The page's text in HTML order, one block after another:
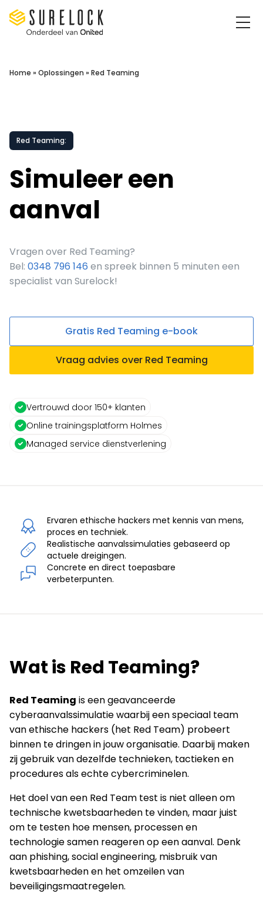
Surelock IT Security Services
Home » Oplossingen » Red Teaming
Red Teaming:
Simuleer een
aanval
Vragen over Red Teaming?
Bel: 0348 796 146 en spreek binnen 5 minuten een
specialist van Surelock!
Gratis Red Teaming e-book
Vraag advies over Red Teaming
Vertrouwd door 150+ klanten
Online trainingsplatform Holmes
Managed service dienstverlening
Ervaren ethische hackers met kennis van mens,
proces en techniek.
Realistische aanvalssimulaties gebaseerd op
actuele dreigingen.
Concrete en direct toepasbare
verbeterpunten.
Wat is Red Teaming?
Red Teaming is een geavanceerde
cyberaanvalssimulatie waarbij een speciaal team
van ethische hackers (het Red Team) probeert
binnen te dringen in jouw organisatie. Daarbij maken
zij gebruik van dezelfde technieken, tactieken en
procedures als echte cybercriminelen.
Het doel van een Red Team test is niet alleen om
technische kwetsbaarheden te vinden, maar juist
om te testen hoe mensen, processen en
technologie samen reageren op een aanval. Denk
aan phishing, social engineering, misbruik van
kwetsbaarheden en het omzeilen van
beveiligingsmaatregelen.